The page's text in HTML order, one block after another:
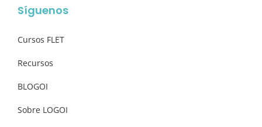
Síguenos
Cursos FLET
Recursos
BLOGOI
Sobre LOGOI